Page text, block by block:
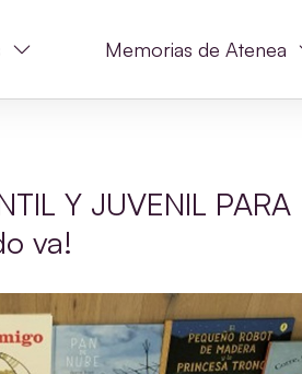
Memorias de Atenea
Y JUVENIL PARA
va!